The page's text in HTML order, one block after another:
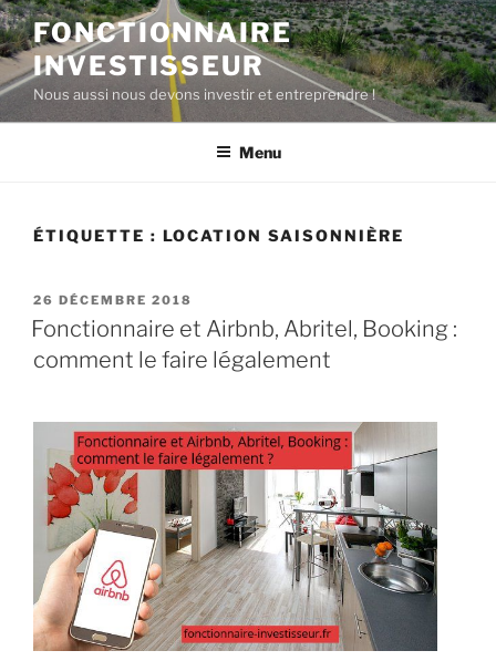
Aller
au
contenu
principal
FONCTIONNAIRE
INVESTISSEUR
Nous aussi nous devons investir et entreprendre !
Menu
ÉTIQUETTE : LOCATION SAISONNIÈRE
PUBLIÉ
LE
26 DÉCEMBRE 2018
Fonctionnaire et Airbnb, Abritel, Booking :
comment le faire légalement